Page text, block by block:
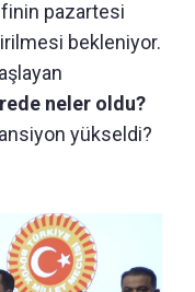
pazartesi
bekleniyor.
neler oldu?
yükseldi?